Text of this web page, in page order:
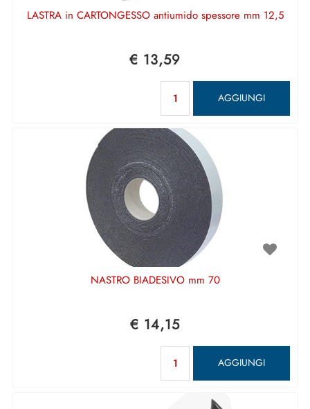
LASTRA in CARTONGESSO antiumido spessore mm 12,5
€ 13,59
AGGIUNGI
NASTRO BIADESIVO mm 70
€ 14,15
AGGIUNGI